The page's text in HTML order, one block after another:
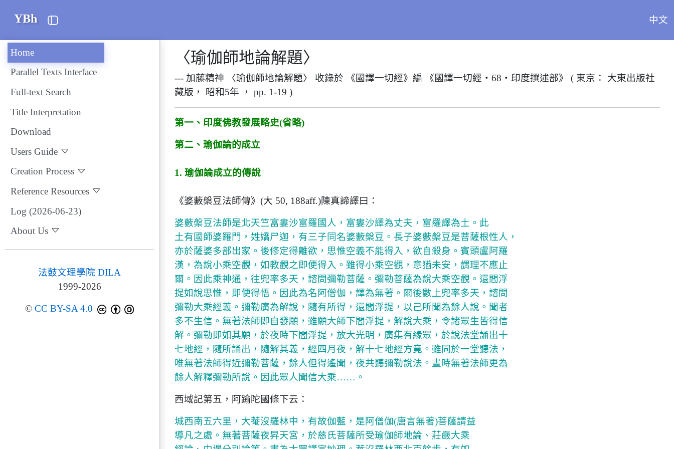
YBh 中文
Home
Parallel Texts Interface
Full-text Search
Title Interpretation
Download
Users Guide
Creation Process
Reference Resources
Log (2026-06-23)
About Us
法鼓文理學院 DILA
1999-2026
© CC BY-SA 4.0
〈瑜伽師地論解題〉
--- 加藤精神 〈瑜伽師地論解題〉 收錄於 《國譯一切經》編 《國譯一切經‧ 68 ‧印度撰述部》 ( 東京： 大東出版社
藏版， 昭和5年 ， pp. 1-19 )
第一、印度佛教發展略史(省略)
第二、瑜伽論的成立
1. 瑜伽論成立的傳說
《婆藪槃豆法師傳》(大 50, 188aff.)陳真諦譯曰：
婆藪槃豆法師是北天竺富婁沙富羅國人，富婁沙譯為丈夫，富羅譯為土。此
土有國師婆羅門，姓嬌尸迦，有三子同名婆藪槃豆。長子婆藪槃豆是菩薩根性人，
亦於薩婆多部出家。後修定得離欲，思惟空義不能得入，欲自殺身。賓頭盧阿羅
漢，為說小乘空觀，如教觀之即便得入。雖得小乘空觀，意猶未安，謂理不應止
爾。因此乘神通，往兜率多天，諮問彌勒菩薩。彌勒菩薩為說大乘空觀。還閻浮
提如說思惟，即便得悟。因此為名阿僧伽，譯為無著。爾後數上兜率多天，諮問
彌勒大乘經義。彌勒廣為解說，隨有所得，還閻浮提，以己所聞為餘人說。聞者
多不生信。無著法師即自發願，雖願大師下閻浮提，解說大乘，令諸眾生皆得信
解。彌勒即如其願，於夜時下閻浮提，放大光明，廣集有緣眾，於說法堂誦出十
七地經，隨所誦出，隨解其義，經四月夜，解十七地經方竟。雖同於一堂聽法，
唯無著法師得近彌勒菩薩，餘人但得遙聞，夜共聽彌勒說法。晝時無著法師更為
餘人解釋彌勒所說。因此眾人聞信大乘……。
西域記第五，阿踰陀國條下云：
城西南五六里，大菴沒羅林中，有故伽藍，是阿僧伽(唐言無著)菩薩請益
導凡之處。無著菩薩夜昇天宮，於慈氏菩薩所受瑜伽師地論、莊嚴大乘